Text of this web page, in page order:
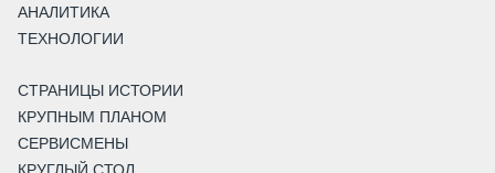
АНАЛИТИКА
ТЕХНОЛОГИИ
СТРАНИЦЫ ИСТОРИИ
КРУПНЫМ ПЛАНОМ
СЕРВИСМЕНЫ
КРУГЛЫЙ СТОЛ